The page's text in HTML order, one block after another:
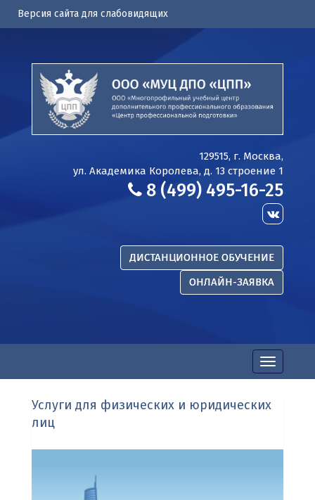
Версия сайта для слабовидящих
129515, г. Москва,
ул. Академика Королева, д. 13 строение 1
8 (499) 495-16-25
ДИСТАНЦИОННОЕ ОБУЧЕНИЕ
ОНЛАЙН-ЗАЯВКА
Toggle
navigation
Услуги для физических и юридических
лиц